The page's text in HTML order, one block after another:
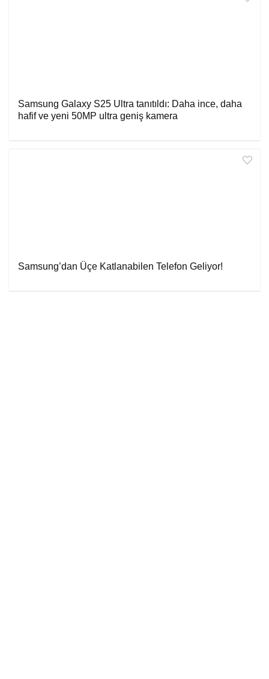
Samsung Galaxy S25 Ultra tanıtıldı: Daha ince, daha
hafif ve yeni 50MP ultra geniş kamera
Samsung’dan Üçe Katlanabilen Telefon Geliyor!